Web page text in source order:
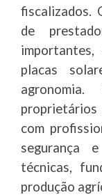
fiscalizados.
de
placas
com
segurança
técnicas,
produção